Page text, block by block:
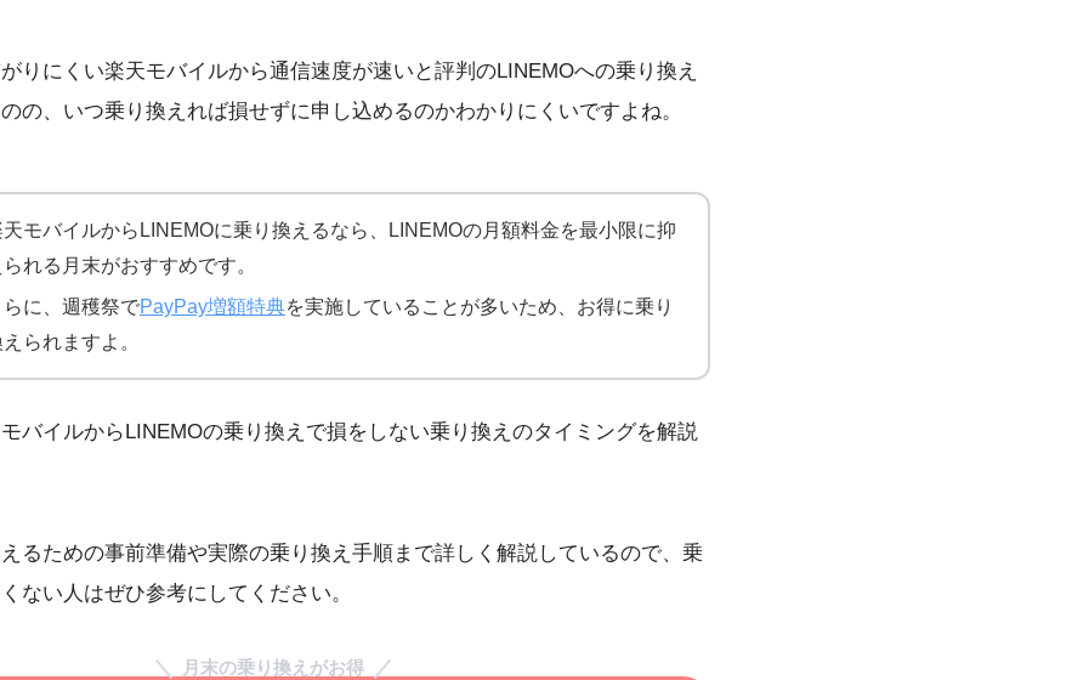
りにくい楽天モバイルから通信速度が速いと評判のLINEMOへの乗り換え
の、いつ乗り換えれば損せずに申し込めるのかわかりにくいですよね。
モバイルからLINEMOに乗り換えるなら、LINEMOの月額料金を最小限に抑
られる月末がおすすめです。
らに、週穫祭でPayPay増額特典を実施していることが多いため、お得に乗り
られますよ。
バイルからLINEMOの乗り換えで損をしない乗り換えのタイミングを解説
るための事前準備や実際の乗り換え手順まで詳しく解説しているので、乗
ない人はぜひ参考にしてください。
月末の乗り換えがお得